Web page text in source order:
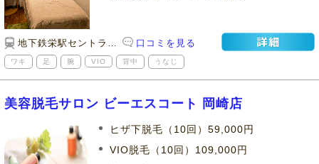
地下鉄栄駅セントラルパーク8A出口すぐ 「ハーブス」上 口コミを見る
ワキ 足 腕 VIO 背中 うなじ
美容脱毛サロン ビーエスコート 岡崎店
ヒザ下脱毛（10回）59,000円
VIO脱毛（10回）109,000円